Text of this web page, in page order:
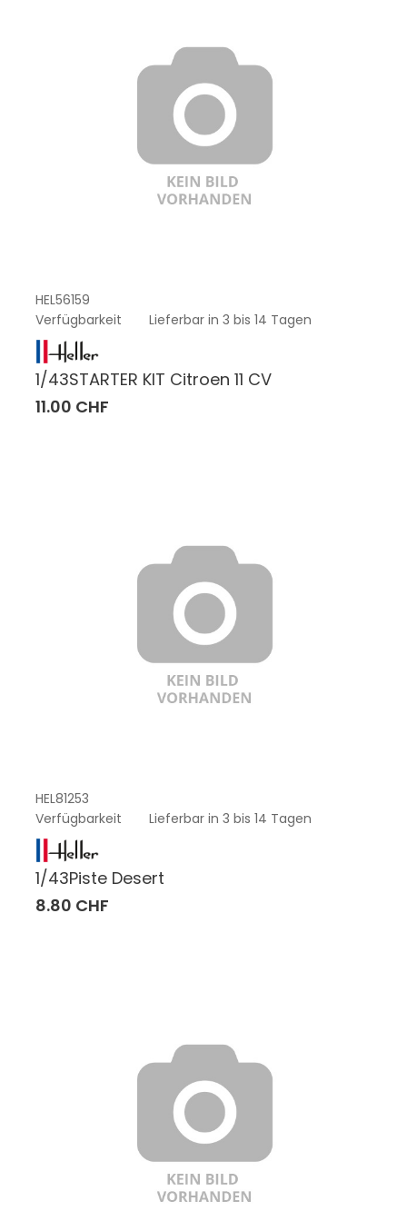
HEL56159
Verfügbarkeit
Lieferbar in 3 bis 14 Tagen
1/43STARTER KIT Citroen 11 CV
11.00 CHF
HEL81253
Verfügbarkeit
Lieferbar in 3 bis 14 Tagen
1/43Piste Desert
8.80 CHF